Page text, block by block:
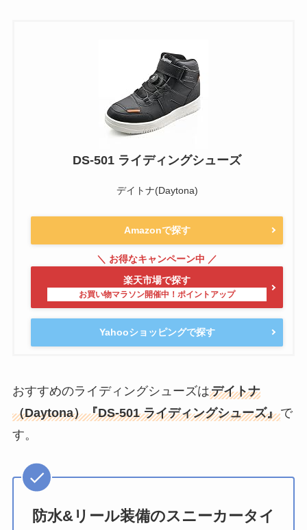
DS-501 ライディングシューズ
デイトナ(Daytona)
Amazonで探す
楽天市場で探す
Yahooショッピングで探す
おすすめのライディングシューズはデイトナ
（Daytona）『DS-501 ライディングシューズ』で
す。
防水&リール装備のスニーカータイ